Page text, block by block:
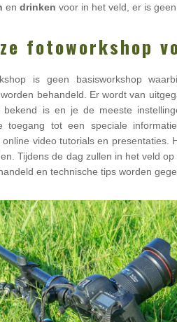
en drinken voor in het veld, er is
fotoworkshop
is geen basisworkshop
behandeld. Er wordt van
bekend is en je de meeste
toegang tot een speciale
online video tutorials en presentaties.
Tijdens de dag zullen in het veld
en technische tips worden